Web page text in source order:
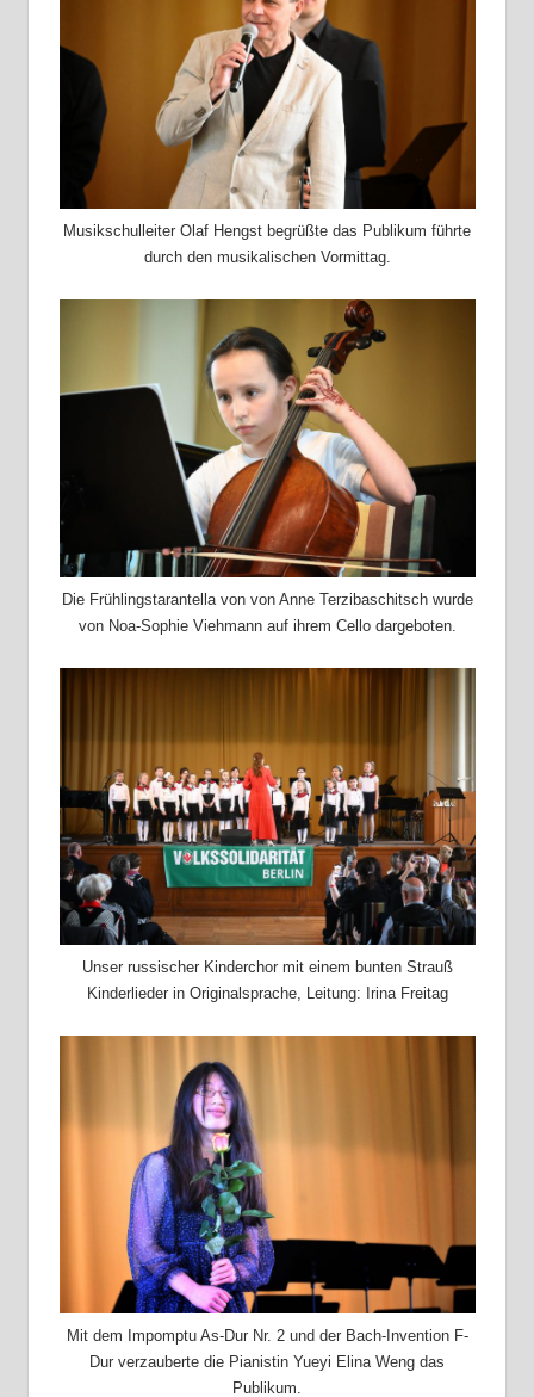
Musikschulleiter Olaf Hengst begrüßte das Publikum führte
durch den musikalischen Vormittag.
Die Frühlingstarantella von von Anne Terzibaschitsch wurde
von Noa-Sophie Viehmann auf ihrem Cello dargeboten.
Unser russischer Kinderchor mit einem bunten Strauß
Kinderlieder in Originalsprache, Leitung: Irina Freitag
Mit dem Impomptu As-Dur Nr. 2 und der Bach-Invention F-
Dur verzauberte die Pianistin Yueyi Elina Weng das
Publikum.